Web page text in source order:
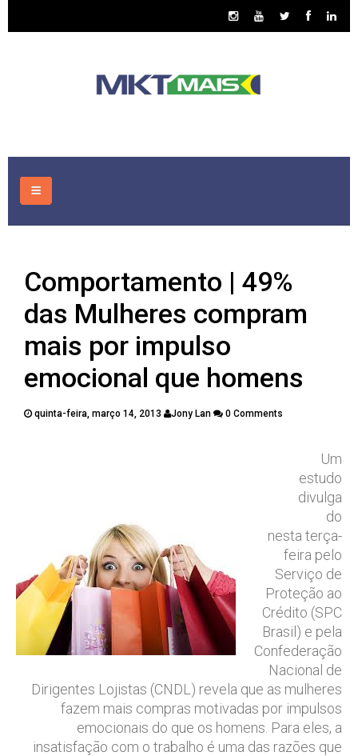
CONSULTORIA
ASSUNTOS
PUBLICAÇÕES
Comportamento | 49%
das Mulheres compram
mais por impulso
emocional que homens
quinta-feira, março 14, 2013 Jony Lan 0 Comments
Um
estudo
divulga
do
nesta terça-
feira pelo
Serviço de
Proteção ao
Crédito (SPC
Brasil) e pela
Confederação
Nacional de
Dirigentes Lojistas (CNDL) revela que as mulheres
fazem mais compras motivadas por impulsos
emocionais do que os homens. Para eles, a
insatisfação com o trabalho é uma das razões que